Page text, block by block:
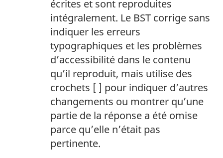
écrites et sont reproduites
intégralement. Le BST corrige sans
indiquer les erreurs
typographiques et les problèmes
d’accessibilité dans le contenu
qu’il reproduit, mais utilise des
crochets [ ] pour indiquer d’autres
changements ou montrer qu’une
partie de la réponse a été omise
parce qu’elle n’était pas
pertinente.